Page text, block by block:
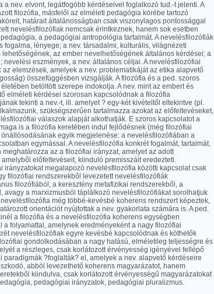
nev. elvont, legátfogóbb kérdéseivel foglalkozó tud.-t jelenti. A
filozófia, másfelől az elméleti pedagógia körébe tartozó
határait általánosságban csak viszonylagos pontossággal
nevelésfilozófiak nemcsak érintkeznek, hanem sok esetben
a pedagógiai antropológia tartalmát. A nevelésfilozófiák
lényege; a nev. társadalmi, kulturális, világnézeti
az ember nevelhetőségének általános kérdései; a
eszmények, a nev. általános céljai. A nevelésfilozófiai
elemzések, amelyek a nev. problematikáját az etika alapvető
összefüggésben vizsgálják. A filozófia és a ped. szoros
betöltött szerepe indokolja. A nev. mint az embert és
elméleti kérdései szorosan kapcsolódnak a filozófia
tekinti a nev.-t, ill. amelyet ? egy-két kivételtől eltekintve (pl.
szükségszerűen tartalmazza azokat az előfeltevéseket,
válaszok alapját alkothatják. E szoros kapcsolatot a
is a filozófia keretében indul fejlődésnek (még filozófiai
egyik megjelenése: a nevelésfilozófiában a
egymással. A nevelésfilozófia konkrét fogalmát, tartalmát,
az a filozófiai irányzat, amelyet az adott
előfeltevéseit, kiinduló premisszáit eredezteti.
megalapozó nevelésfilozófia közötti kapcsolat csak
filozófiai rendszerekből levezetett nevelésfilozófiák
filozófiából, a keresztény metafizikai rendszerekből, a
a marxizmusból táplálkozó nevelésfilozófiákat sorolhatjuk
még többé-kevésbé koherens rendszert képeztek,
orientációt nyújtottak a nev. gyakorlata számára is. A ped.
a filozófia és a nevelésfilozófia koherens egységben
folyamattal, amelynek eredményeként a nagy filozófiai
nevelésfilozófiak egyre kevésbé kapcsolódnak és köthetők
gondolkodásában a nagy hatású, elméletileg teljességre és
a részleges, csak korlátozott érvényesség igényével fellépő
?foglalták? el, amelyek a nev. alapvető kérdéseire
abból levezethető koherens magyarázatot, hanem
kiindulva, csak korlátozott érvényességű magyarázatokat
pedagógiai irányzatok, pedagógiai pluralizmus.